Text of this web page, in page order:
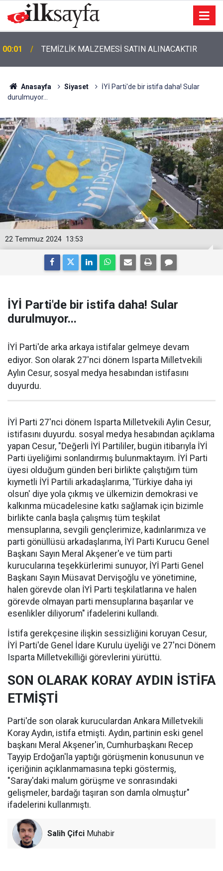
00:01 TEMİZLİK MALZEMESİ SATIN ALINACAKTIR
Anasayfa Siyaset
İYİ Parti'de bir istifa daha! Sular
durulmuyor...
13:53
22 Temmuz 2024
İYİ Parti'de bir istifa daha! Sular
durulmuyor...
İYİ Parti'de arka arkaya istifalar gelmeye devam
ediyor. Son olarak 27'nci dönem Isparta Milletvekili
Aylın Cesur, sosyal medya hesabından istifasını
duyurdu.
İYİ Parti 27'nci dönem Isparta Milletvekili Aylin Cesur,
istifasını duyurdu. sosyal medya hesabından açıklama
yapan Cesur, "Değerli İYİ Partililer, bugün itibarıyla İYİ
Parti üyeliğimi sonlandırmış bulunmaktayım. İYİ Parti
üyesi olduğum günden beri birlikte çalıştığım tüm
kıymetli İYİ Partili arkadaşlarıma, 'Türkiye daha iyi
olsun' diye yola çıkmış ve ülkemizin demokrasi ve
kalkınma mücadelesine katkı sağlamak için bizimle
birlikte canla başla çalışmış tüm teşkilat
mensuplarına, sevgili gençlerimize, kadınlarımıza ve
parti gönüllüsü arkadaşlarıma, İYİ Parti Kurucu Genel
Başkanı Sayın Meral Akşener'e ve tüm parti
kurucularına teşekkürlerimi sunuyor, İYİ Parti Genel
Başkanı Sayın Müsavat Dervişoğlu ve yönetimine,
halen görevde olan İYİ Parti teşkilatlarına ve halen
görevde olmayan parti mensuplarına başarılar ve
esenlikler diliyorum" ifadelerini kullandı.
İstifa gerekçesine ilişkin sessizliğini koruyan Cesur,
İYİ Parti'de Genel İdare Kurulu üyeliği ve 27'nci Dönem
Isparta Milletvekilliği görevlerini yürüttü.
SON OLARAK KORAY AYDIN İSTİFA
ETMİŞTİ
Parti'de son olarak kuruculardan Ankara Milletvekili
Koray Aydın, istifa etmişti. Aydın, partinin eski genel
başkanı Meral Akşener'in, Cumhurbaşkanı Recep
Tayyip Erdoğan'la yaptığı görüşmenin konusunun ve
içeriğinin açıklanmamasına tepki göstermiş,
"Saray'daki malum görüşme ve sonrasındaki
gelişmeler, bardağı taşıran son damla olmuştur"
ifadelerini kullanmıştı.
Salih Çifci Muhabir